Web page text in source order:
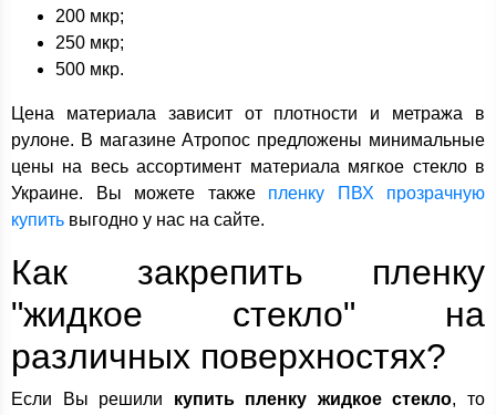
200 мкр;
250 мкр;
500 мкр.
Цена материала зависит от плотности и метража в
рулоне. В магазине Атропос предложены минимальные
цены на весь ассортимент материала мягкое стекло в
Украине. Вы можете также пленку ПВХ прозрачную
купить выгодно у нас на сайте.
Как закрепить пленку
"жидкое стекло" на
различных поверхностях?
Если Вы решили купить пленку жидкое стекло, то